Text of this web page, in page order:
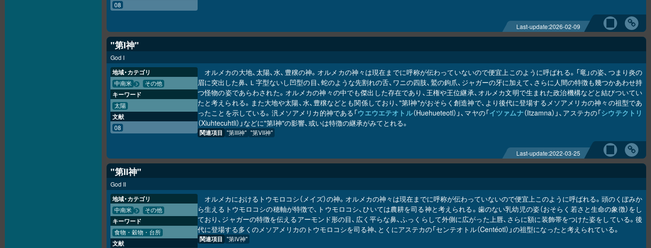
08
Last-update:2026-02-09
"第I神"
God I
オルメカの大地、太陽、水、豊穣の神。オルメカの神々は現在までに呼称が伝わっていないので便宜上このように呼ばれる。「竜」の姿、つまり炎の
眉に突出した鼻、Ｌ字型ないし凹型の目、蛇のような先割れの舌、ワニの四肢、鷲の鉤爪、ジャガーの牙に加えて、さらに人間の特徴も幾つかあわせ持
つ怪物の姿であらわされた。オルメカの神々の中でも傑出した存在であり、王権や王位継承、オルメカ文明で生まれた政治機構などと結びついてい
たと考えられる。また大地や太陽、水、豊穣などとも関係しており、"第I神"がおそらく創造神で、より後代に登場するメソアメリカの神々の祖型であ
ったことを示している。汎メソアメリカ的神である「ウエウエテオトル（Huehueteotl）」、マヤの「イツァムナ（Itzamna）」、アステカの「シウテクトリ
（Xiuhtecuhtli）」などに"第I神"の影響、或いは特徴の継承がみてとれる。
関連項目 "第III神" "第VII神"
地域・カテゴリ
中南米 その他
キーワード
太陽
文献
08
Last-update:2022-03-25
"第II神"
God II
オルメカにおけるトウモロコシ（メイズ）の神。オルメカの神々は現在までに呼称が伝わっていないので便宜上このように呼ばれる。頭のくぼみか
ら生えるトウモロコシの穂軸が特徴で、トウモロコシ、ひいては農耕を司る神と考えられる。歯のない乳幼児の姿（おそらく若さと生命の象徴）をし
ており、ジャガーの特徴を伝えるアーモンド形の目、広く平らな鼻、ふっくらして外側に広がった上唇、さらに額に装飾帯をつけた姿をしている。後
代に登場する多くのメソアメリカのトウモロコシを司る神、とくにアステカの「センテオトル（Centéotl）」の祖型になったと考えられている。
関連項目 "第IV神"
地域・カテゴリ
中南米 その他
キーワード
食物・穀物・台所
文献